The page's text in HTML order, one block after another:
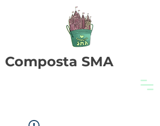
Composta SMA